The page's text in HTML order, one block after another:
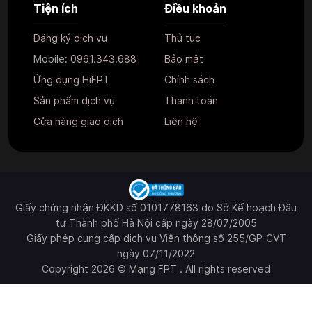
Tiện ích
Đăng ký dịch vụ
Mobile: 0961.343.688
Ứng dụng HiFPT
Sản phẩm dịch vụ
Cửa hàng giao dịch
Điều khoản
Thủ tục
Bảo mật
Chính sách
Thanh toán
Liên hệ
Giấy chứng nhận ĐKKD số 0101778163 do Sở Kế hoạch Đầu
tư Thành phố Hà Nội cấp ngày 28/07/2005
Giấy phép cung cấp dịch vụ Viễn thông số 255/GP-CVT
ngày 07/11/2022
Copyright 2026 © Mạng FPT . All rights reserved